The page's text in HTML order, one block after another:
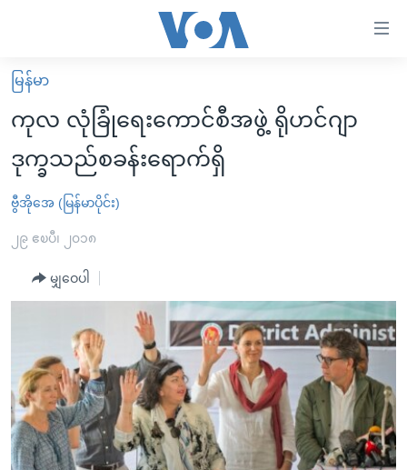
လွယ်ကူ
စေ
Link
များ
ပင်မ
ပင်မ
အ
ညွန်း
စာမျက်နှာ
မူလစာမျက်နှာ
မြန်မာ
ကမ္ဘာ့သတင်းများ
နိုင်ငံတကာ
အစ္စရေး-ပါလက်စတိုင်း
ဗွီဒီယို
အင်္ဂလိပ်စာလေ့လာမယ်
အမေရိကန်သုံးအီဒီယံ
မကြေးမုံရဲ့ အင်္ဂလိပ်စာ
ရုပ်ရှင်ထဲက အင်္ဂလိပ်စာ
သုတပဒေသာ အင်္ဂလိပ်စာ
အပတ်စဉ်ကဏ္ဍများ
ရေဒီယို
တီဗွီ
ရေဒီယိုနှင့်ရုပ်သံ အချက်အလက်များ
ရေဒီယို/တီဗွီအစီအစဉ်
Learning English
မြန်မာ
ကုလ လုံခြုံရေးကောင်စီအဖွဲ့ ရိုဟင်ဂျာ
ဒုက္ခသည်စခန်းရောက်ရှိ
ဗွီအိုအေ (မြန်မာပိုင်း)
၂၉ ဧၿပီ၊ ၂၀၁၈
မျှဝေပါ